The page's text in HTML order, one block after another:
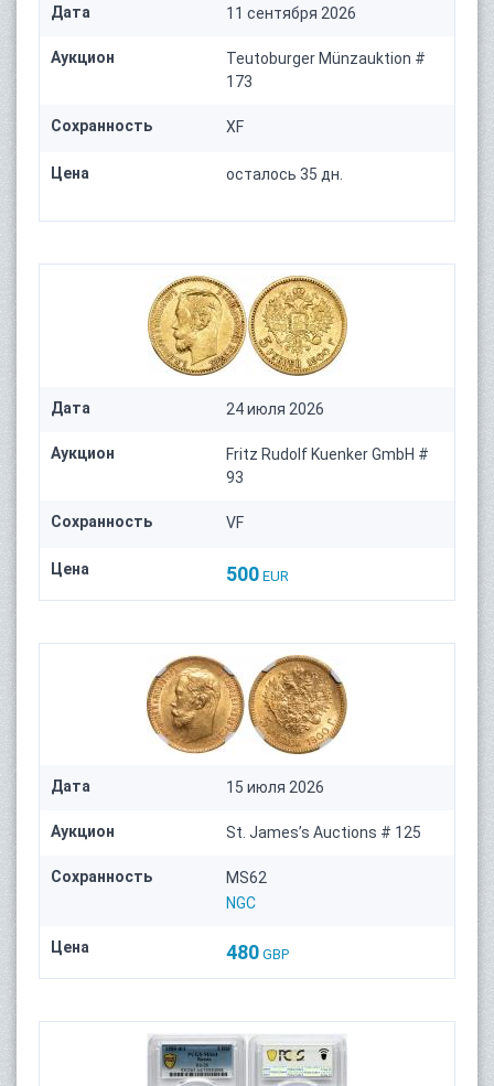
Дата 11 сентября 2026
Аукцион
Teutoburger Münzauktion #
173
Сохранность XF
Цена осталось 35 дн.
Дата 24 июля 2026
Аукцион
Fritz Rudolf Kuenker GmbH #
93
Сохранность VF
Цена 500 EUR
Дата 15 июля 2026
Аукцион St. James’s Auctions # 125
Сохранность
MS62
NGC
Цена 480 GBP